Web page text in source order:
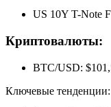
US 10Y T-Note
Криптовалюты:
BTC/USD:
Ключевые тенденции: